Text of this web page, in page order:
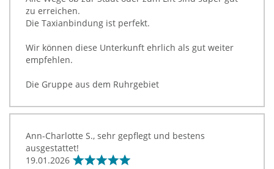
zu erreichen.
Die Taxianbindung ist perfekt.
Wir können diese Unterkunft ehrlich als gut weiter
empfehlen.
Die Gruppe aus dem Ruhrgebiet
Ann-Charlotte S., sehr gepflegt und bestens
ausgestattet!
19.01.2026